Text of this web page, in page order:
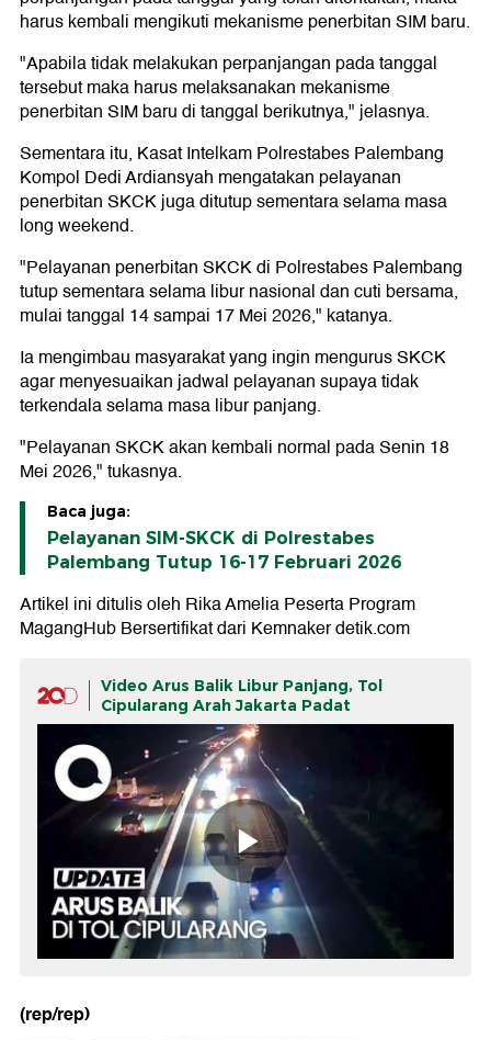
harus kembali mengikuti mekanisme penerbitan SIM baru.
"Apabila tidak melakukan perpanjangan pada tanggal
tersebut maka harus melaksanakan mekanisme
penerbitan SIM baru di tanggal berikutnya," jelasnya.
Sementara itu, Kasat Intelkam Polrestabes Palembang
Kompol Dedi Ardiansyah mengatakan pelayanan
penerbitan SKCK juga ditutup sementara selama masa
long weekend.
"Pelayanan penerbitan SKCK di Polrestabes Palembang
tutup sementara selama libur nasional dan cuti bersama,
mulai tanggal 14 sampai 17 Mei 2026," katanya.
Ia mengimbau masyarakat yang ingin mengurus SKCK
agar menyesuaikan jadwal pelayanan supaya tidak
terkendala selama masa libur panjang.
"Pelayanan SKCK akan kembali normal pada Senin 18
Mei 2026," tukasnya.
Baca juga:
Pelayanan SIM-SKCK di Polrestabes
Palembang Tutup 16-17 Februari 2026
Artikel ini ditulis oleh Rika Amelia Peserta Program
MagangHub Bersertifikat dari Kemnaker detik.com
Video Arus Balik Libur Panjang, Tol
Cipularang Arah Jakarta Padat
(rep/rep)